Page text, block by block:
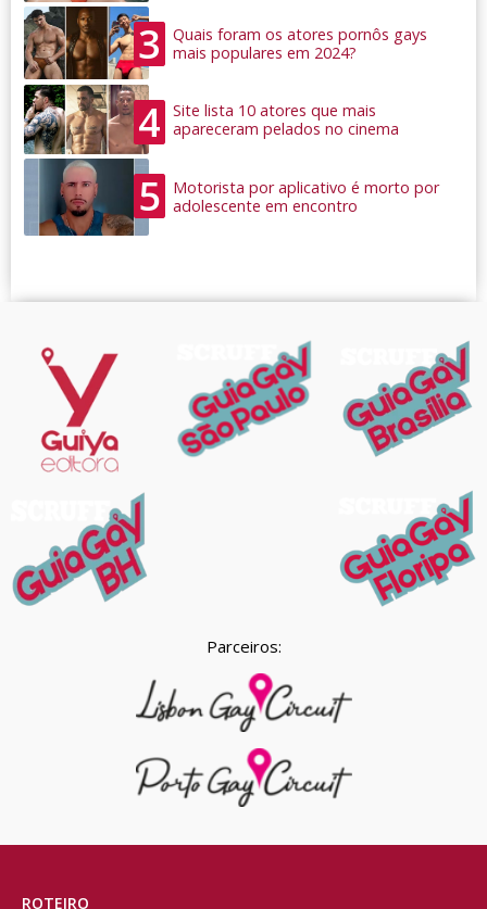
3
Quais foram os atores pornôs gays
mais populares em 2024?
4
Site lista 10 atores que mais
apareceram pelados no cinema
5
Motorista por aplicativo é morto por
adolescente em encontro
Parceiros:
ROTEIRO